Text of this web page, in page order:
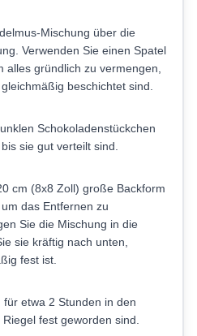
Mischung über die
Verwenden Sie einen Spatel
alles gründlich zu vermengen,
beschichtet sind.
Schokoladenstückchen
sie gut verteilt sind.
cm (8x8 Zoll) große Backform
das Entfernen zu
Sie die Mischung in die
sie kräftig nach unten,
fest ist.
etwa 2 Stunden in den
fest geworden sind.